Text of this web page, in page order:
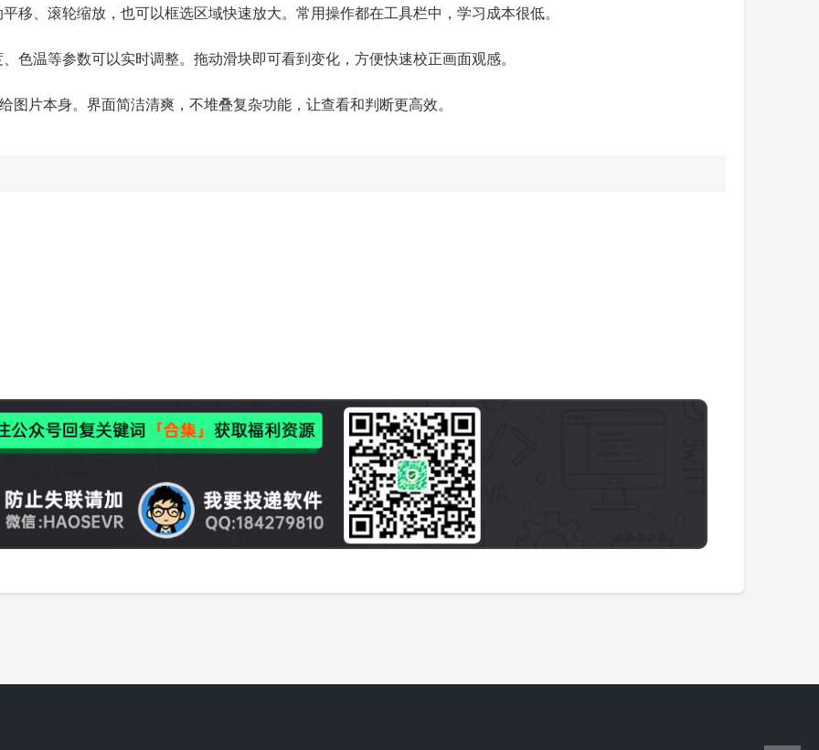
移、滚轮缩放，也可以框选区域快速放大。常用操作都在工具栏中，学习成本很低。
色温等参数可以实时调整。拖动滑块即可看到变化，方便快速校正画面观感。
图片本身。界面简洁清爽，不堆叠复杂功能，让查看和判断更高效。